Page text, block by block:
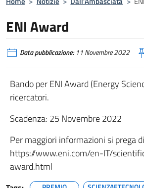
ENI Award
Data pubblicazione:11 Novembre 2022
Bando per ENI Award (Energy
ricercatori.
Scadenza: 25 Novembre 2022
Per maggiori informazioni si prega
https://www.eni.com/en-IT/
award.html